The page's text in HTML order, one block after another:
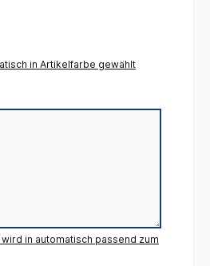
in Artikelfarbe gewählt
in automatisch passend zum